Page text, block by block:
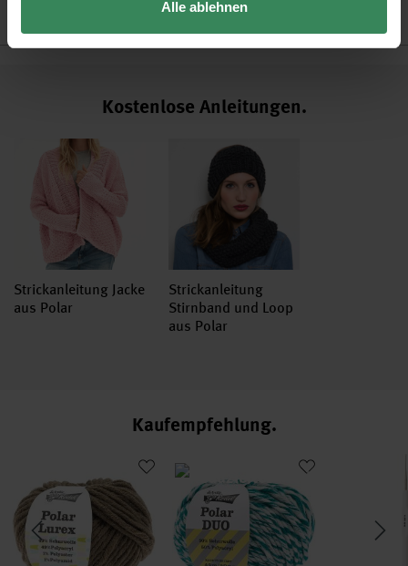
Alle ablehnen
Kostenlose Anleitungen.
Strickanleitung Jacke
aus Polar
Strickanleitung
Stirnband und Loop
aus Polar
Kaufempfehlung